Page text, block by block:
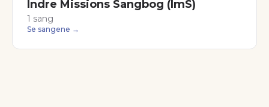
Indre Missions Sangbog (ImS)
1 sang
Se sangene →